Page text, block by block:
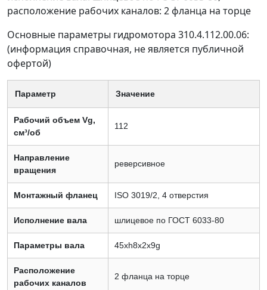
расположение рабочих каналов: 2 фланца на торце
Основные параметры гидромотора 310.4.112.00.06:
(информация справочная, не является публичной
офертой)
Параметр Значение
Рабочий объем Vg,
см³/об
112
Направление
вращения
реверсивное
Монтажный фланец ISO 3019/2, 4 отверстия
Исполнение вала шлицевое по ГОСТ 6033-80
Параметры вала 45xh8x2x9g
Расположение
рабочих каналов
2 фланца на торце